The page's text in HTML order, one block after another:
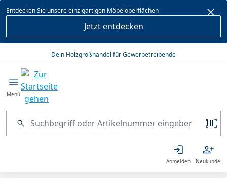
springen
Entdecken Sie unsere einzigartigen Möbeloberflächen
Jetzt entdecken
Dein Holzgroßhandel für Gewerbetreibende
Menü
Anmelden Neukunde